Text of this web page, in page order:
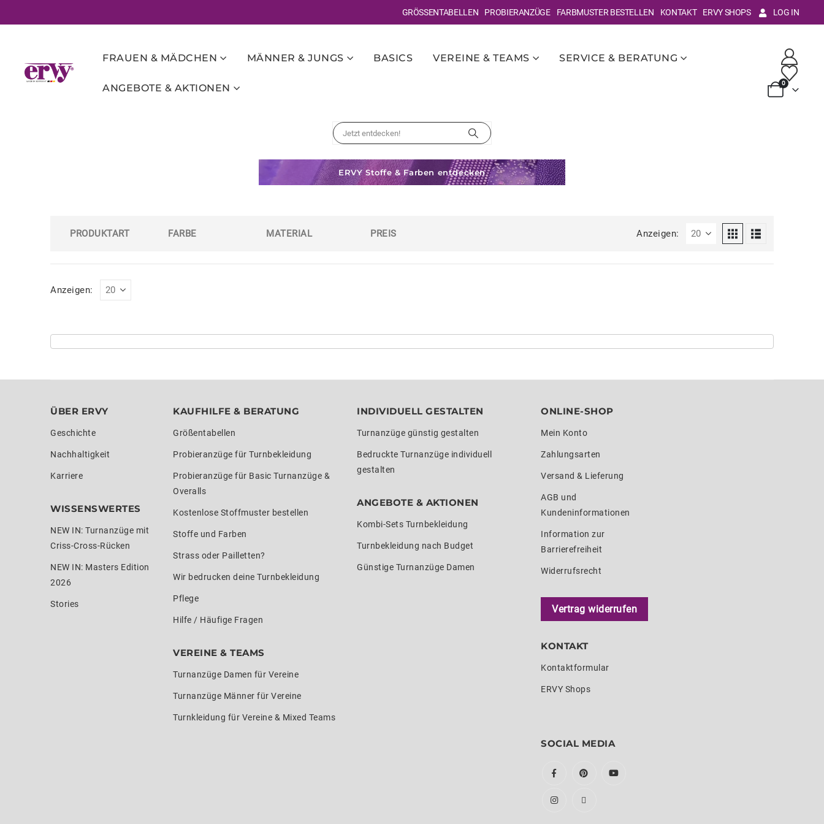
GRÖSSENTABELLEN PROBIERANZÜGE FARBMUSTER BESTELLEN KONTAKT ERVY SHOPS LOG IN
FRAUEN & MÄDCHEN MÄNNER & JUNGS BASICS VEREINE & TEAMS SERVICE & BERATUNG
ANGEBOTE & AKTIONEN 0
ERVY Stoffe & Farben entdecken
PRODUKTART FARBE MATERIAL PREIS Anzeigen:
Anzeigen:
ÜBER ERVY
Geschichte
Nachhaltigkeit
Karriere
WISSENSWERTES
NEW IN: Turnanzüge mit
Criss-Cross-Rücken
NEW IN: Masters Edition
2026
Stories
KAUFHILFE & BERATUNG
Größentabellen
Probieranzüge für Turnbekleidung
Probieranzüge für Basic Turnanzüge &
Overalls
Kostenlose Stoffmuster bestellen
Stoffe und Farben
Strass oder Pailletten?
Wir bedrucken deine Turnbekleidung
Pflege
Hilfe / Häufige Fragen
VEREINE & TEAMS
Turnanzüge Damen für Vereine
Turnanzüge Männer für Vereine
Turnkleidung für Vereine & Mixed Teams
INDIVIDUELL GESTALTEN
Turnanzüge günstig gestalten
Bedruckte Turnanzüge individuell
gestalten
ANGEBOTE & AKTIONEN
Kombi-Sets Turnbekleidung
Turnbekleidung nach Budget
Günstige Turnanzüge Damen
ONLINE-SHOP
Mein Konto
Zahlungsarten
Versand & Lieferung
AGB und
Kundeninformationen
Information zur
Barrierefreiheit
Widerrufsrecht
Vertrag widerrufen
KONTAKT
Kontaktformular
ERVY Shops
SOCIAL MEDIA